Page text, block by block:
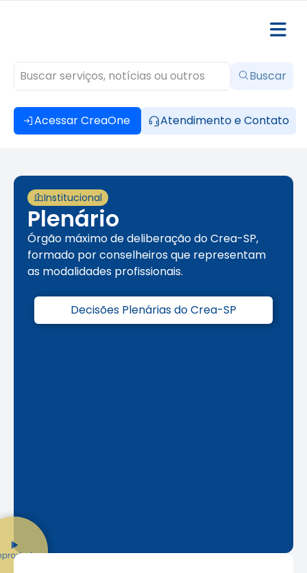
Acessar CreaOne Atendimento e Contato
Buscar
Institucional
Plenário
Órgão máximo de deliberação do Crea-SP,
formado por conselheiros que representam
as modalidades profissionais.
Decisões Plenárias do Crea-SP